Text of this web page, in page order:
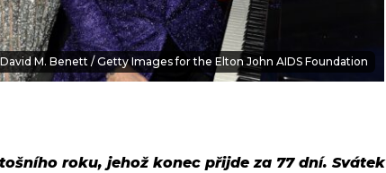
M. Benett / Getty Images for the Elton John AIDS Foundation
roku, jehož konec přijde za 77 dní. Svátek